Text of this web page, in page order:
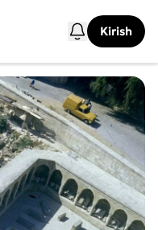
Kirish